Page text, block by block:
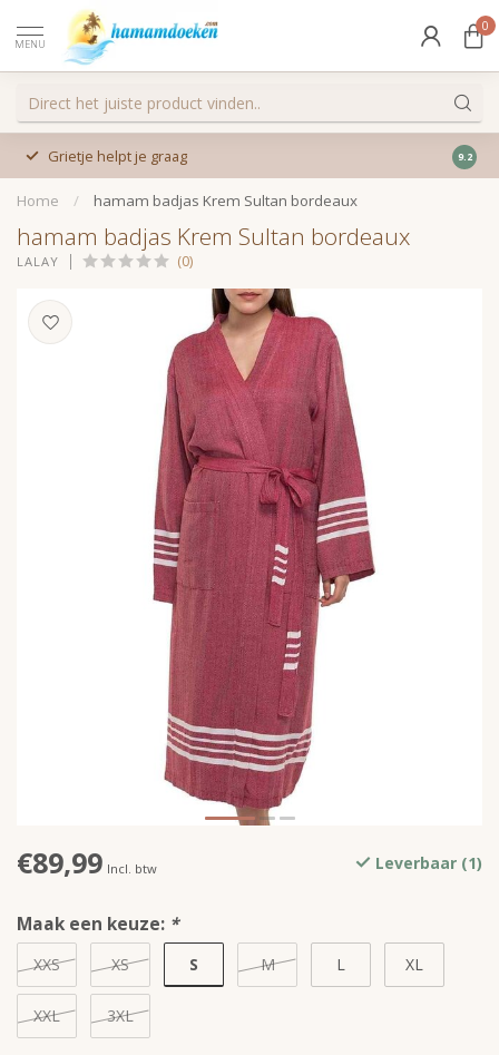
MENU
0
Afhaalpunt €3,95 ·
€55
9.2
Home / hamam badjas Krem Sultan bordeaux
hamam badjas Krem Sultan bordeaux
LALAY (0)
€89,99 Incl. btw Leverbaar (1)
Maak een keuze: *
XXS XS S M L XL
XXL 3XL